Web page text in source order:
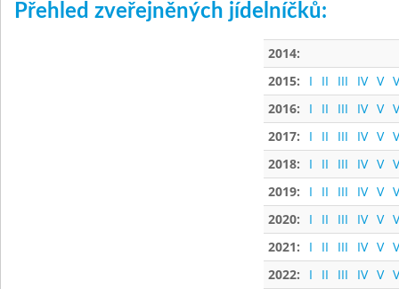
Přehled zveřejněných jídelníčků:
2014:
2015:
I II III IV V
2016:
I II III IV V
2017:
I II III IV V
2018:
I II III IV V
2019:
I II III IV V
2020:
I II III IV V
2021:
I II III IV V
2022:
I II III IV V